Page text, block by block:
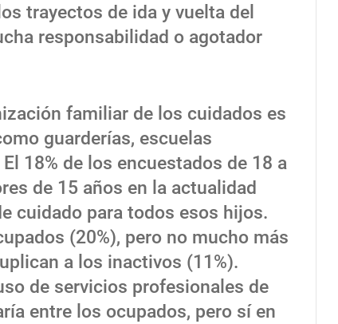
trayectos de ida y vuelta del
responsabilidad o agotador
familiar de los cuidados es
guarderías, escuelas
18% de los encuestados de 18 a
de 15 años en la actualidad
cuidado para todos esos hijos.
(20%), pero no mucho más
a los inactivos (11%).
de servicios profesionales de
entre los ocupados, pero sí en